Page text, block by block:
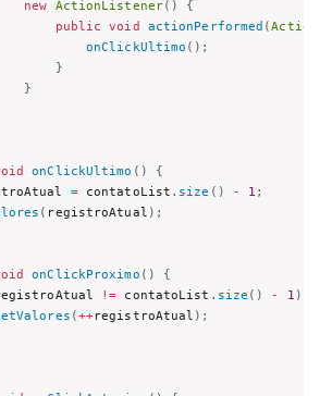
new ActionListener( )
{
public void actionPerformed (
onClickUltimo ( ) ;
}
}
onClickUltimo ( )
{
= contatoList . size ( ) - 1 ;
( registroAtual ) ;
onClickProximo ( )
{
!= contatoList . size ( ) - 1 )
(++registroAtual ) ;